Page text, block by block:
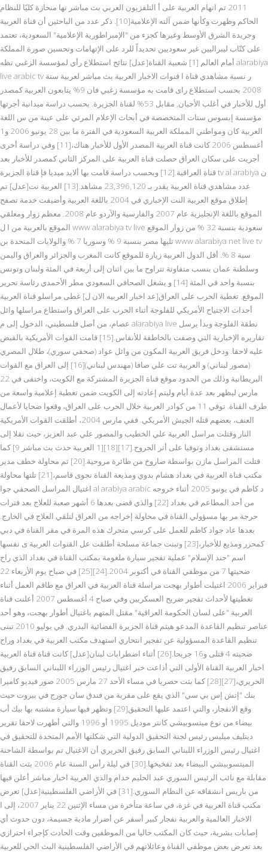
2011 تم اتهام العربية على أ التلفزيون العربي بث مباشر نها منحازة كليًا للنظام
الحاكم وظهرت وكأنها ضمن آلته الإعلامية[10]. ذكر عدد من الباحثين أن قناة العربية
وجريدة الشرق الأوسط وغيرها كجزء من "الإمبراطورية الإعلامية" السعودية، تعتمد
على كتّاب ليبراليين غير سعوديين تحديداً للرد على الإتهامات وتحسين صورة المملكة
أمام العالم [1] شعبية القناة[عدل] نتائج استطلاع رأي لمؤسسة الزغبي تظه alarabiya
live arabic tv ر نسبة مشاهدي قناة ا قنوات الاخبار العربية بث مباشر لعربية سنة
2008 بحسب استطلاع راى قامت به مؤسسة زغبي فان 9% يتابعون العربية كمصدر
أول للأخبار في أغلب الأحيان, مقابل 53% لقناة الجزيرة. بحسب دراسة ميدانية أجرتها
مؤسسة إبسوس ستات المتخصصة في أبحاث الإعلام المرئي على عينة من س اللغة
العربية كان ومواطني المملكة العربية السعودية في الفترة ما بين 28 يونيو 2006 و1
أغسطس 2006 كانت قناة العربية المصدر الأول للأخبار هناك،[11] وفي دراسة أخرى
أجريت على سكان العراق حصلت قناة العربية على المركز الثاني كمصدر للأخبار بعد
قناة العراقية.[12] وبحسب دراسة قامت بها ألايد ميديا فإ قناة الجزيرة tv al arabiya ن
عدد مشاهدي قناة العربية يقدر بـ 23,396,120 مشاهد.[13] العربية نت[عدل] تم
إطلاق موقع العربية النت الإخباري في 2004 باللغة العربية وأضيفت خدمة تصفح
الموقع باللغة الإنجليزية عام 2007 والفارسية والآردو عام 2008. معظم زوار ومعلقي
الموقع بالعربية من ا ل www alarabiya tv live سعودية بنسبة 32 % من زوار الموقع
تليها مصر بنسبة 9 % وسوريا 7 % والولايات المتحدة بن www alarabiya net live tv
سبة 8 %. أقل الدول العربية زيارة للموقع كانت المغرب والجزائر والعراق واليمن
وسلطنة عمان بنسب متفاوتة تتراوح ما بين اثنان إلى أربعة في المئة ولبنان وتونس
بنسبة واحد في المئة [14] و يشغل الصحافي السعودي مطر الأحمدي رئاسة تحرير
الموقع. تغطية الحرب على العراق[عد اخبار العربيه الان ل] غطى مراسلو قناة العربية
أحداث الاجتياح الأمريكي للفلوجة أثناء الحرب على العراق واستطاع مراسلها وائل
عصام، من أصل فلسطيني، الدخول إلى م alarabiya live نطقة الفلوجة وبدأ يرسل
تقاريره الإخبارية التي وصفت بالخاطفة للأنفاس.[15] قامت القوات الأمريكية بالقبض
عليه لاحقا. ودخل فريق العربية المكون من وائل عواد (صحفي سوري)، طلال المصري
(مصور لبناني) و العربية تت علي صافا (مهندس لبناني)[16] إلى العراق مع القوات
البريطانية وذلك من الحدود موقع قناة الجزيرة المشتركة مع الكويت، واختفى في 22
مارس ليظهر بعد عدة أيام وليتم إعادته إلى الكويت ضمن تغطية إعلامية واسعة من
طرف القناة. توفي 11 من كوادر العربية خلال الحرب على العراق، وقعوا ضحايا لأعمال
العنف، بعضهم قتله الجيش الأمريكي. ففي مارس 2004، أطلقت القوات الأمريكية
النار وقتلت مراسل العربية علي الخطيب والمصور علي عبد العزيز، حيث نقلا إلى
مستشفى بغداد وتوفيا على أثر الجروح.[17][18][1 العربية حدث بث مباشر 9] كما
قتلت المراسل مازن بواسطة صاروخ من طائرة مروحية.[20] ثم محاولة خطف مدير
مكتب قناة العربية في بغداد هشام بدوي ومذيعة القناة نجوى قاسم،[21] تلتها محاولة
اغتيال المراسل الصحفي جوا al arabiya arabic د كاظم في يونيو 2005 أثناء خروجه
من أحد المطاعم في بغداد [22] والذي قضى بعدها 6 أشهر صعبة للعلاج بعد فترات
حرجة مر بها مسؤولي القناة في محاولة إخراجه من العراق لتلقي العلاج في الخارج.
بعدها عاد جواد كاظم للعمل على كرسي متحرك هذه المرة في مقر القناة في دبي
كمحرر ومذيع للأخبار،[23] وتبنت جماعة مسلحة أطلقت عل القنوات العربية ى نفسها
اسم "جند الإسلام" عملية تفجير سيارة ملغومة بمكتب القناة في بغداد الذي راح
ضحيتها 7 من موظفي القناة في أكتوبر 2004.[24][25] في صباح يوم الأربعاء 22
فبراير 2006 اغتيلت أطوار بهجت مراسلة قناة العربية في العراق مع طاقم العمل أثناء
تغطيتها لأحداث تفجير ضريح العسكريين وفي صباح 4 أغسطس 2007 أعلنت قناة
العربية "على لسان الحكومة العراقية" مقتل المتهم باغتيال أطوار بهجت، وهو أحد
عناصر تنظيم القاعدة المدعو هيثم قناة الجزيرة الفضائية البدري. في يوليو 2010 تبنى
تنظيم القاعدة المسؤولية عن تفجير انتحاري استهدف مكتب العربية في بغداد وراح
ضحيته 4 قتلى و16 جريحا.[26] أثناء اضطرابات لبنان[عدل] كانت قناة قناة العربية
اخبار العربية القناة الأولى التي أذاعت خبر اغتيال رئيس الوزراء اللبناني السابق رفيق
الحريري،[27][28] كما بثت حصريا في مساء الأحد 27 مارس 2005 صور فيديو كاميرا
بنك "إتش إس بي سي" الذي يقع على مقربة من فندق سان جورج في بيروت حيث
وقع الانفجار، والتي اعتمد عليها التحقيق[29] وتظهر فيها سيارة مشتبه بها بيك أب
بيضاء من نوع ميتسوبيشي كانتر موديل 1995 أو 1996 والتي أظهرت لاحقا تقرير
ديتليف ميليس رئيس لجنة التحقيق الدولية التي شكلتها الأمم المتحدة للتحقيق في
اغتيال رئيس الوزراء اللبناني السابق رفيق الحريري أن الاغتيال تم بواسطة الشاحنة
الميتسوبيشي البيضاء بعد تفخيخها.[30] في ليلة رأس السنة عام 2006 بثت القناة
مقابلة مع نائب الرئيس السوري عبد الحليم خدام والذي العربية اخبار مباشر أعلن فيها
من باريس انشقاقه عن النظام السوري.[31] في الأراضي الفلسطينية[عدل] تعرض
مكتب قناة العربية في غزة، في ساعة متأخرة من مساء الإثنين 22 يناير 2007، إلى ا
الاخبار العالمية والعربية نفجار كبير أسفر عن أضرار مادية جسيمة، دون حدوث أي
إصابات بشرية، حيث كان المكتب خاليا من الموظفين وقت الحادث كإجراء احترازي
بعد تعرض بعض موظفي القناة وعائلاتهم في الأراضي الفلسطينية البث الحي للعربية